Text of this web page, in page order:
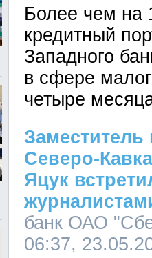
Более чем на
кредитный
Западного
в сфере
четыре
Заместитель
Северо-
Яцук
банк ОАО
06:37,